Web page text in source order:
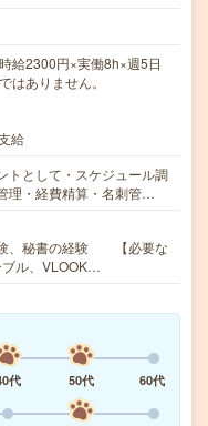
2300円×実働8h×週5日
はありません。
給
トとして・スケジュール調
理・経費精算・名刺管…
験、秘書の経験 【必要な
ブル、VLOOK…
代 50代
60代